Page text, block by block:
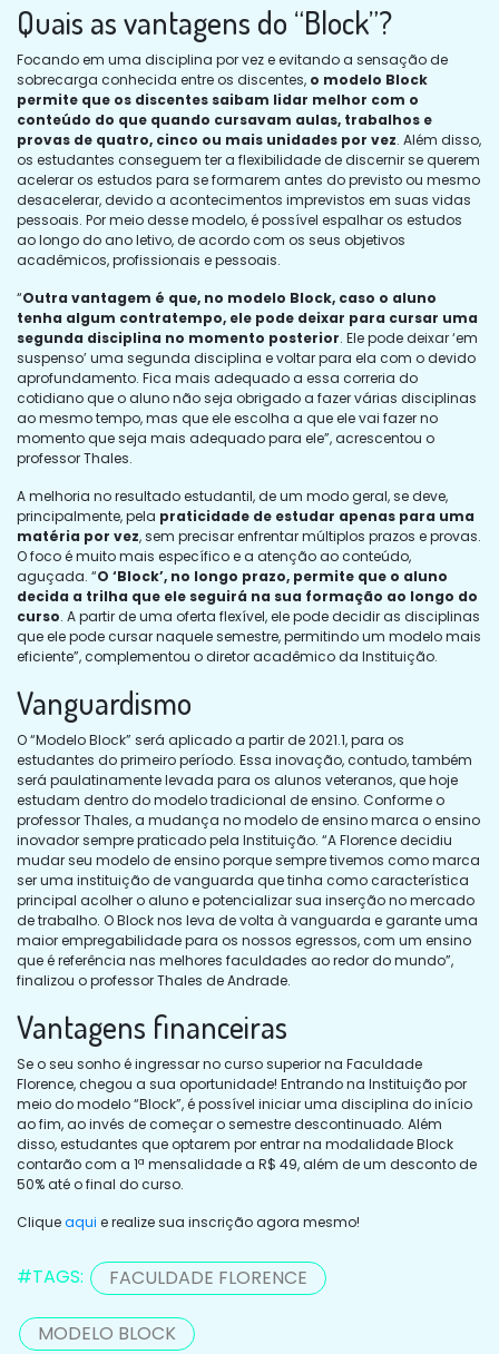
Quais as vantagens do “Block”?
Focando em uma disciplina por vez e evitando a sensação de
sobrecarga conhecida entre os discentes, o modelo Block
permite que os discentes saibam lidar melhor com o
conteúdo do que quando cursavam aulas, trabalhos e
provas de quatro, cinco ou mais unidades por vez. Além disso,
os estudantes conseguem ter a flexibilidade de discernir se querem
acelerar os estudos para se formarem antes do previsto ou mesmo
desacelerar, devido a acontecimentos imprevistos em suas vidas
pessoais. Por meio desse modelo, é possível espalhar os estudos
ao longo do ano letivo, de acordo com os seus objetivos
acadêmicos, profissionais e pessoais.
“Outra vantagem é que, no modelo Block, caso o aluno
tenha algum contratempo, ele pode deixar para cursar uma
segunda disciplina no momento posterior. Ele pode deixar ‘em
suspenso’ uma segunda disciplina e voltar para ela com o devido
aprofundamento. Fica mais adequado a essa correria do
cotidiano que o aluno não seja obrigado a fazer várias disciplinas
ao mesmo tempo, mas que ele escolha a que ele vai fazer no
momento que seja mais adequado para ele”, acrescentou o
professor Thales.
A melhoria no resultado estudantil, de um modo geral, se deve,
principalmente, pela praticidade de estudar apenas para uma
matéria por vez, sem precisar enfrentar múltiplos prazos e provas.
O foco é muito mais específico e a atenção ao conteúdo,
aguçada. “O ‘Block’, no longo prazo, permite que o aluno
decida a trilha que ele seguirá na sua formação ao longo do
curso. A partir de uma oferta flexível, ele pode decidir as disciplinas
que ele pode cursar naquele semestre, permitindo um modelo mais
eficiente”, complementou o diretor acadêmico da Instituição.
Vanguardismo
O “Modelo Block” será aplicado a partir de 2021.1, para os
estudantes do primeiro período. Essa inovação, contudo, também
será paulatinamente levada para os alunos veteranos, que hoje
estudam dentro do modelo tradicional de ensino. Conforme o
professor Thales, a mudança no modelo de ensino marca o ensino
inovador sempre praticado pela Instituição. “A Florence decidiu
mudar seu modelo de ensino porque sempre tivemos como marca
ser uma instituição de vanguarda que tinha como característica
principal acolher o aluno e potencializar sua inserção no mercado
de trabalho. O Block nos leva de volta à vanguarda e garante uma
maior empregabilidade para os nossos egressos, com um ensino
que é referência nas melhores faculdades ao redor do mundo”,
finalizou o professor Thales de Andrade.
Vantagens financeiras
Se o seu sonho é ingressar no curso superior na Faculdade
Florence, chegou a sua oportunidade! Entrando na Instituição por
meio do modelo “Block”, é possível iniciar uma disciplina do início
ao fim, ao invés de começar o semestre descontinuado. Além
disso, estudantes que optarem por entrar na modalidade Block
contarão com a 1ª mensalidade a R$ 49, além de um desconto de
50% até o final do curso.
Cliqueaqui e realize sua inscrição agora mesmo!
#TAGS: FACULDADE FLORENCE
MODELO BLOCK